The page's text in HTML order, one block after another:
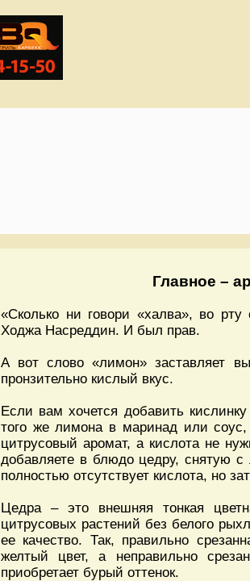
Главное –
«Сколько ни говори «халва», во
Ходжа Насреддин. И был прав.
А вот слово «лимон» заставляет
пронзительно кислый вкус.
Если вам хочется добавить
того же лимона в маринад или
цитрусовый аромат, а кислота не
добавляете в блюдо цедру, снятую
полностью отсутствует кислота, но
Цедра – это внешняя тонкая
цитрусовых растений без белого
ее качество. Так, правильно
желтый цвет, а неправильно
приобретает бурый оттенок.